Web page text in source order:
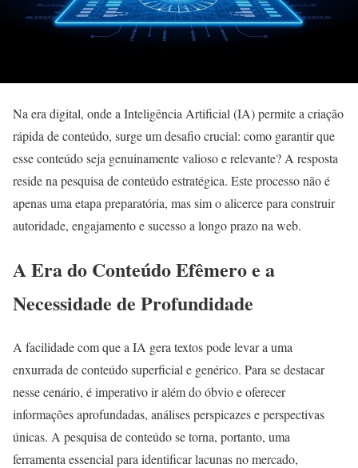
Na era digital, onde a Inteligência Artificial (IA) permite a criação
rápida de conteúdo, surge um desafio crucial: como garantir que
esse conteúdo seja genuinamente valioso e relevante? A resposta
reside na pesquisa de conteúdo estratégica. Este processo não é
apenas uma etapa preparatória, mas sim o alicerce para construir
autoridade, engajamento e sucesso a longo prazo na web.
A Era do Conteúdo Efêmero e a
Necessidade de Profundidade
A facilidade com que a IA gera textos pode levar a uma
enxurrada de conteúdo superficial e genérico. Para se destacar
nesse cenário, é imperativo ir além do óbvio e oferecer
informações aprofundadas, análises perspicazes e perspectivas
únicas. A pesquisa de conteúdo se torna, portanto, uma
ferramenta essencial para identificar lacunas no mercado,